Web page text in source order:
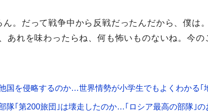
ん。だって戦争中から反戦だったんだから、僕は
あれを味わったらね、何も怖いものないね。今の
国を侵略するのか…世界情勢が小学生でもよくわかる｢
隊｢第200旅団｣は壊走したのか…｢ロシア最高の部隊｣の